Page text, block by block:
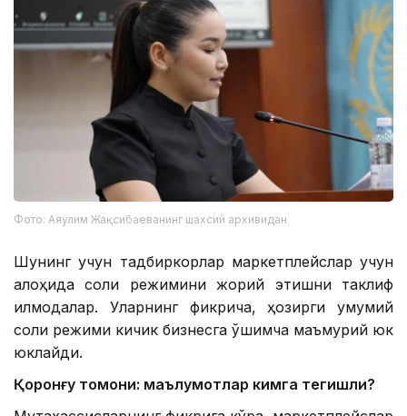
Фото: Аяулим Жақсибаеванинг шахсий архивидан
Шунинг учун тадбиркорлар маркетплейслар учун
алоҳида солиқ режимини жорий этишни таклиф
қилмоқдалар. Уларнинг фикрича, ҳозирги умумий
солиқ режими кичик бизнесга қўшимча маъмурий юк
юклайди.
Қоронғу томони: маълумотлар кимга тегишли?